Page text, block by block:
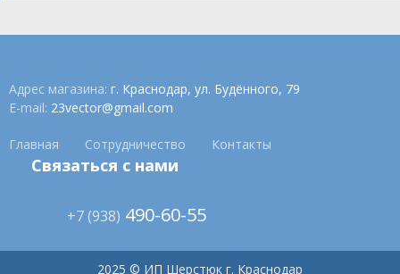
Адрес магазина: г. Краснодар, ул. Будённого, 79
E-mail: 23vector@gmail.com
Главная Сотрудничество Контакты
Связаться с нами
+7 (938) 490-60-55
2025 © ИП Шерстюк г. Краснодар